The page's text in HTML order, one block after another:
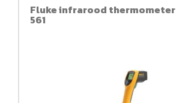
Fluke infrarood thermometer
561